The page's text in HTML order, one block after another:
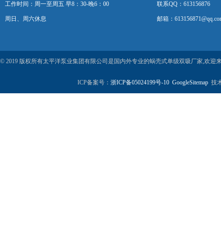
工作时间：周一至周五 早8：30-晚6：00
周日、周六休息
联系QQ：613156876
邮箱：
© 2019 版权所有太平洋泵业集团有限公司是国内外专业的蜗壳式单级双吸厂家,欢迎
ICP备案号： 浙ICP备05024199号-10 GoogleSitemap 技